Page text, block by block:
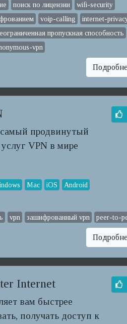
поиск по лицензии
wifi-security
voip-calling
internet-
пропускная способность
vpn
продвинутый
VPN в мире
Mac iOS
Android
vpn зашифрованный vpn peer-to-
Internet
вам быстрее
получать доступ к